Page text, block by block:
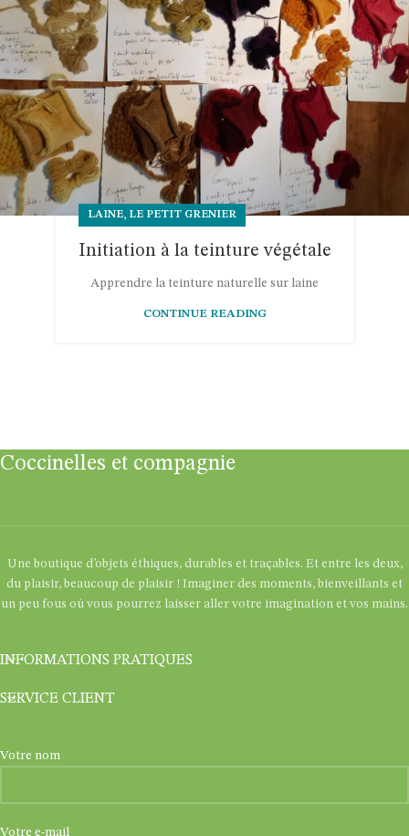
LAINE, LE PETIT GRENIER
Initiation à la teinture végétale
Apprendre la teinture naturelle sur laine
CONTINUE READING
Coccinelles et compagnie
Une boutique d’objets éthiques, durables et traçables. Et entre les deux,
du plaisir, beaucoup de plaisir ! Imaginer des moments, bienveillants et
un peu fous où vous pourrez laisser aller votre imagination et vos mains.
INFORMATIONS PRATIQUES
SERVICE CLIENT
Votre nom
Votre e-mail